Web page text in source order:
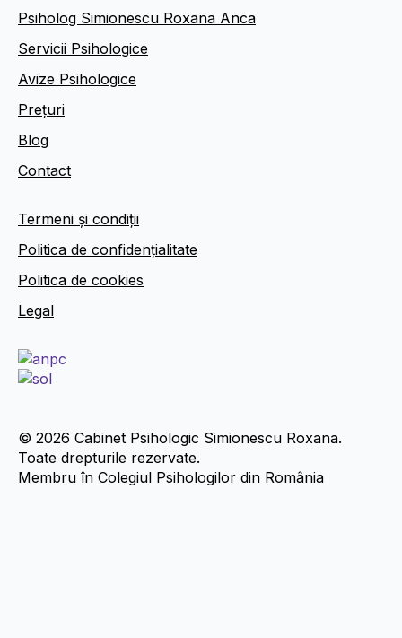
Psiholog Simionescu Roxana Anca
Servicii Psihologice
Avize Psihologice
Prețuri
Blog
Contact
Termeni și condiții
Politica de confidențialitate
Politica de cookies
Legal
© 2026 Cabinet Psihologic Simionescu Roxana.
Toate drepturile rezervate.
Membru în Colegiul Psihologilor din România